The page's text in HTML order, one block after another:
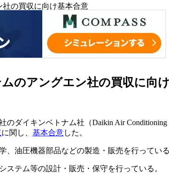
の買収に向け基本合意
のアングエン社の買収に向
ダイキンベトナム社（Daikin Air
に関し、 基本合意した。
油圧機器部品などの製造・販売を行っている
テム等の設計・販売・保守を行っている。